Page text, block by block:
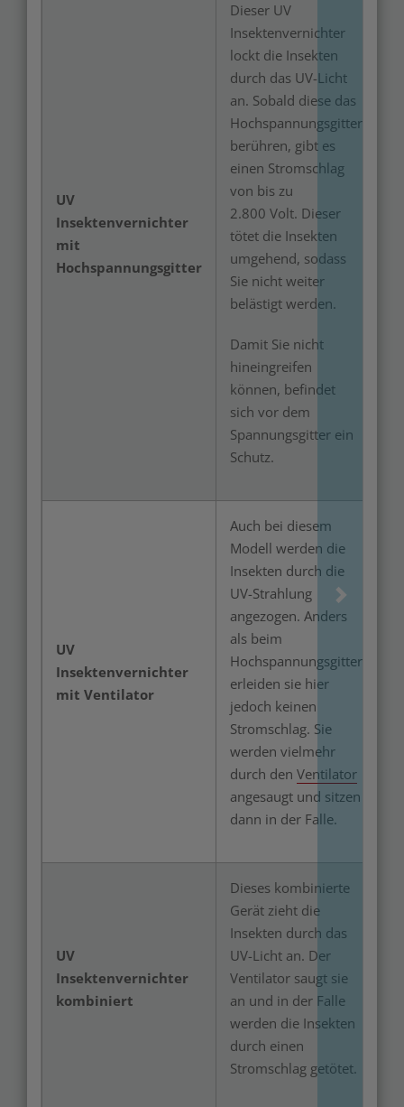
UV
Insektenvernichter
mit
Hochspannungsgitter
Dieser UV
Insektenvernichter
lockt die Insekten
durch das UV-Licht
an. Sobald diese das
Hochspannungsgitter
berühren, gibt es
einen Stromschlag
von bis zu
2.800 Volt. Dieser
tötet die Insekten
umgehend, sodass
Sie nicht weiter
belästigt werden.
Damit Sie nicht
hineingreifen
können, befindet
sich vor dem
Spannungsgitter ein
Schutz.
UV
Insektenvernichter
mit Ventilator
Auch bei diesem
Modell werden die
Insekten durch die
UV-Strahlung
angezogen. Anders
als beim
Hochspannungsgitter
erleiden sie hier
jedoch keinen
Stromschlag. Sie
werden vielmehr
durch den Ventilator
angesaugt und sitzen
dann in der Falle.
UV
Insektenvernichter
kombiniert
Dieses kombinierte
Gerät zieht die
Insekten durch das
UV-Licht an. Der
Ventilator saugt sie
an und in der Falle
werden die Insekten
durch einen
Stromschlag getötet.